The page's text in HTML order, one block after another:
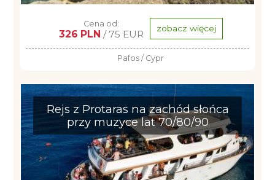
Cena od:
326 PLN / 75 EUR zobacz więcej
Pafos / Cypr
Rejs z Protaras na zachód słońca
przy muzyce lat 70/80/90